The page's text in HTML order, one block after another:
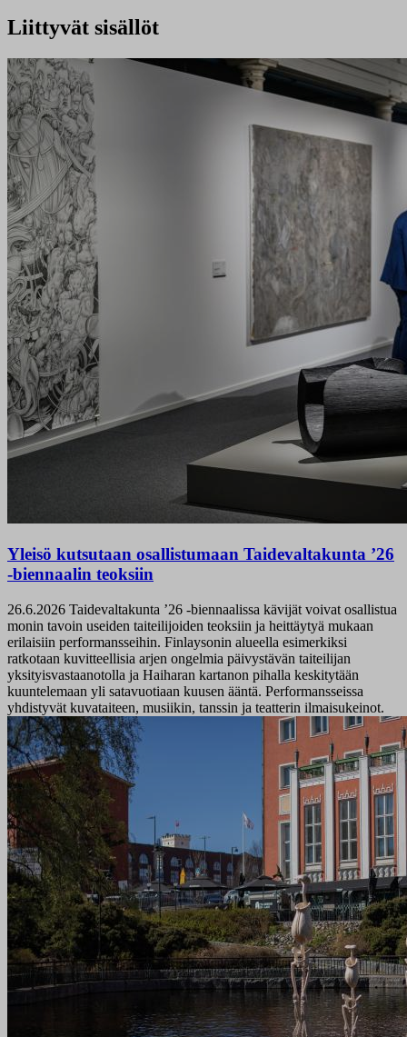
Liittyvät sisällöt
Yleisö kutsutaan osallistumaan Taidevaltakunta ’26
-biennaalin teoksiin
26.6.2026 Taidevaltakunta ’26 -biennaalissa kävijät voivat osallistua
monin tavoin useiden taiteilijoiden teoksiin ja heittäytyä mukaan
erilaisiin performansseihin. Finlaysonin alueella esimerkiksi
ratkotaan kuvitteellisia arjen ongelmia päivystävän taiteilijan
yksityisvastaanotolla ja Haiharan kartanon pihalla keskitytään
kuuntelemaan yli satavuotiaan kuusen ääntä. Performansseissa
yhdistyvät kuvataiteen, musiikin, tanssin ja teatterin ilmaisukeinot.